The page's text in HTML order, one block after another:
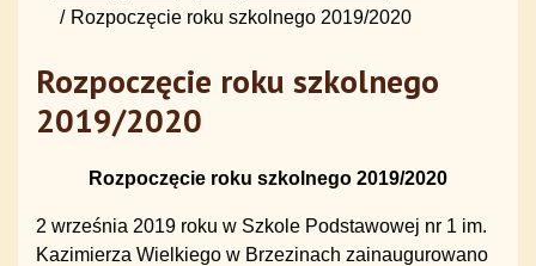
Rozpoczęcie roku szkolnego 2019/2020
Rozpoczęcie roku szkolnego
2019/2020
Rozpoczęcie roku szkolnego 2019/2020
2 września 2019 roku w Szkole Podstawowej nr 1 im.
Kazimierza Wielkiego w Brzezinach zainaugurowano